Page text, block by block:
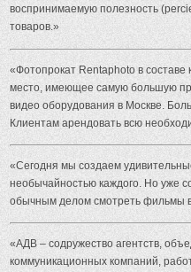
воспринимаемую полезность
товаров.»
«Фотопрокат Rentaphoto в
место, имеющее самую большую
видео оборудования в Москве.
Клиентам арендовать всю
«Сегодня мы создаем
необычайностью каждого. Но уже
обычным делом смотреть фильмы
«АДВ – содружество агентств,
коммуникационных компаний,